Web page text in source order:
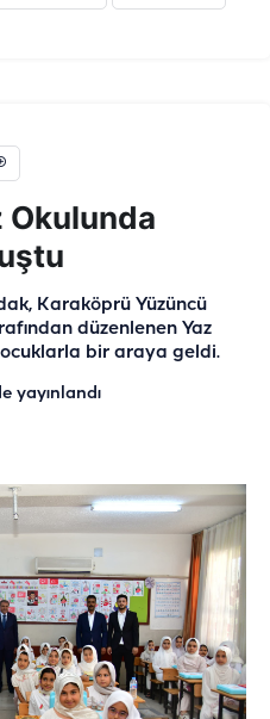
Okulunda
Karaköprü Yüzüncü
düzenlenen Yaz
bir araya geldi.
yayınlandı